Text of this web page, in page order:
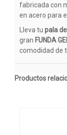
fabricada con
en acero para
Lleva tu pala
gran FUNDA
comodidad de
Productos